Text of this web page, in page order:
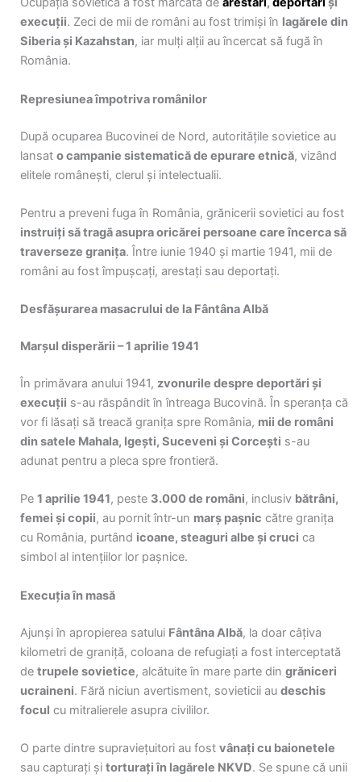
execuții. Zeci de mii de români au fost trimiși în lagărele din
Siberia și Kazahstan, iar mulți alții au încercat să fugă în
România.
Represiunea împotriva românilor
După ocuparea Bucovinei de Nord, autoritățile sovietice au
lansat o campanie sistematică de epurare etnică, vizând
elitele românești, clerul și intelectualii.
Pentru a preveni fuga în România, grănicerii sovietici au fost
instruiți să tragă asupra oricărei persoane care încerca să
traverseze granița. Între iunie 1940 și martie 1941, mii de
români au fost împușcați, arestați sau deportați.
Desfășurarea masacrului de la Fântâna Albă
Marșul disperării – 1 aprilie 1941
În primăvara anului 1941, zvonurile despre deportări și
execuții s-au răspândit în întreaga Bucovină. În speranța că
vor fi lăsați să treacă granița spre România, mii de români
din satele Mahala, Igești, Suceveni și Corcești s-au
adunat pentru a pleca spre frontieră.
Pe 1 aprilie 1941, peste 3.000 de români, inclusiv bătrâni,
femei și copii, au pornit într-un marș pașnic către granița
cu România, purtând icoane, steaguri albe și cruci ca
simbol al intențiilor lor pașnice.
Execuția în masă
Ajunși în apropierea satului Fântâna Albă, la doar câțiva
kilometri de graniță, coloana de refugiați a fost interceptată
de trupele sovietice, alcătuite în mare parte din grăniceri
ucraineni. Fără niciun avertisment, sovieticii au deschis
focul cu mitralierele asupra civililor.
O parte dintre supraviețuitori au fost vânați cu baionetele
sau capturați și torturați în lagărele NKVD. Se spune că unii